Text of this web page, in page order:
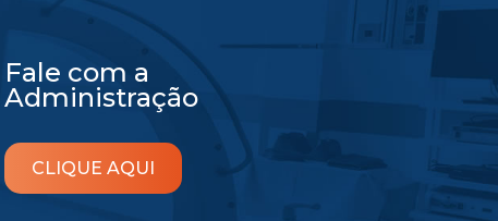
Fale com a
Administração
CLIQUE AQUI